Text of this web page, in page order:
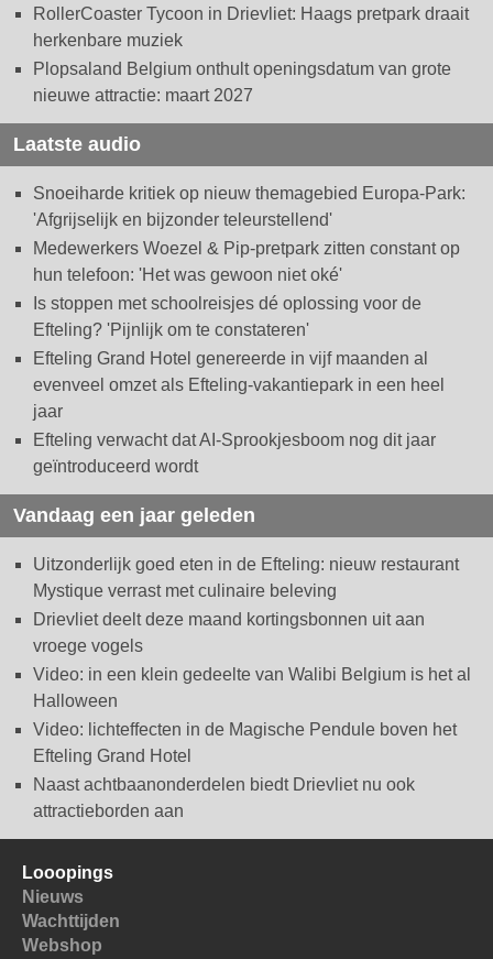
RollerCoaster Tycoon in Drievliet: Haags pretpark draait
herkenbare muziek
Plopsaland Belgium onthult openingsdatum van grote
nieuwe attractie: maart 2027
Laatste audio
Snoeiharde kritiek op nieuw themagebied Europa-Park:
'Afgrijselijk en bijzonder teleurstellend'
Medewerkers Woezel & Pip-pretpark zitten constant op
hun telefoon: 'Het was gewoon niet oké'
Is stoppen met schoolreisjes dé oplossing voor de
Efteling? 'Pijnlijk om te constateren'
Efteling Grand Hotel genereerde in vijf maanden al
evenveel omzet als Efteling-vakantiepark in een heel
jaar
Efteling verwacht dat AI-Sprookjesboom nog dit jaar
geïntroduceerd wordt
Vandaag een jaar geleden
Uitzonderlijk goed eten in de Efteling: nieuw restaurant
Mystique verrast met culinaire beleving
Drievliet deelt deze maand kortingsbonnen uit aan
vroege vogels
Video: in een klein gedeelte van Walibi Belgium is het al
Halloween
Video: lichteffecten in de Magische Pendule boven het
Efteling Grand Hotel
Naast achtbaanonderdelen biedt Drievliet nu ook
attractieborden aan
Looopings
Nieuws
Wachttijden
Webshop